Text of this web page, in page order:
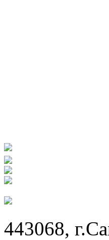
443068,